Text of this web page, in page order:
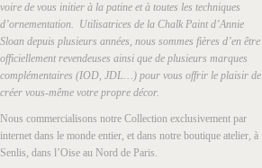
voire de vous initier à la patine et à toutes les techniques
d’ornementation. Utilisatrices de la Chalk Paint d’Annie
Sloan depuis plusieurs années, nous sommes fières d’en être
officiellement revendeuses ainsi que de plusieurs marques
complémentaires (IOD, JDL…) pour vous offrir le plaisir de
créer vous-même votre propre décor.
Nous commercialisons notre Collection exclusivement par
internet dans le monde entier, et dans notre boutique atelier, à
Senlis, dans l’Oise au Nord de Paris.